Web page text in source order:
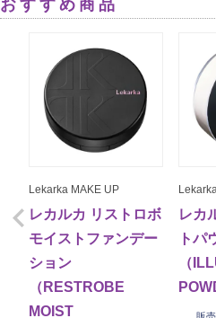
おすすめ商品
Lekarka MAKE UP
レカルカ リストロボ
モイストファンデー
ション
（RESTROBE
MOIST
レカ
トパ
（